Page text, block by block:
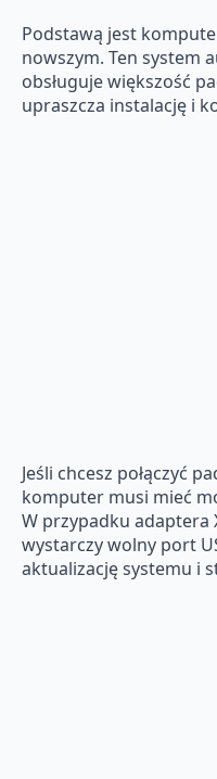
Podstawą jest
nowszym. Ten system
obsługuje większość
upraszcza instalację i
Jeśli chcesz połączyć
komputer musi mieć
W przypadku adaptera
wystarczy wolny port
aktualizację systemu i